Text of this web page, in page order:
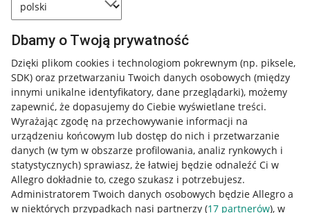
Dbamy o Twoją prywatność
Dzięki plikom cookies i technologiom pokrewnym (np. piksele,
SDK) oraz przetwarzaniu Twoich danych osobowych (między
innymi unikalne identyfikatory, dane przeglądarki), możemy
zapewnić, że dopasujemy do Ciebie wyświetlane treści.
Wyrażając zgodę na przechowywanie informacji na
urządzeniu końcowym lub dostęp do nich i przetwarzanie
danych (w tym w obszarze profilowania, analiz rynkowych i
statystycznych) sprawiasz, że łatwiej będzie odnaleźć Ci w
Allegro dokładnie to, czego szukasz i potrzebujesz.
Administratorem Twoich danych osobowych będzie Allegro a
w niektórych przypadkach nasi partnerzy (17 partnerów), w